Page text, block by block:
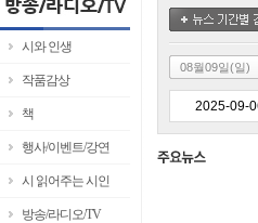
시와 인생
작품감상
책
행사/이벤트/강연
시 읽어주는 시인
방송/라디오/TV
08월09일(일)